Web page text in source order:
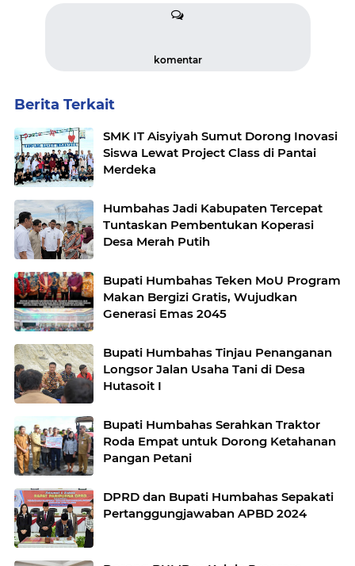
komentar
Berita Terkait
SMK IT Aisyiyah Sumut Dorong Inovasi
Siswa Lewat Project Class di Pantai
Merdeka
Humbahas Jadi Kabupaten Tercepat
Tuntaskan Pembentukan Koperasi
Desa Merah Putih
Bupati Humbahas Teken MoU Program
Makan Bergizi Gratis, Wujudkan
Generasi Emas 2045
Bupati Humbahas Tinjau Penanganan
Longsor Jalan Usaha Tani di Desa
Hutasoit I
Bupati Humbahas Serahkan Traktor
Roda Empat untuk Dorong Ketahanan
Pangan Petani
DPRD dan Bupati Humbahas Sepakati
Pertanggungjawaban APBD 2024